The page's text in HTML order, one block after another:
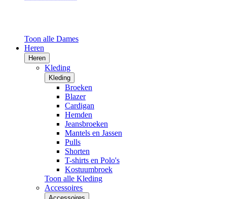
Toon alle Dames
Heren
Heren
Kleding
Kleding
Broeken
Blazer
Cardigan
Hemden
Jeansbroeken
Mantels en Jassen
Pulls
Shorten
T-shirts en Polo's
Kostuumbroek
Toon alle Kleding
Accessoires